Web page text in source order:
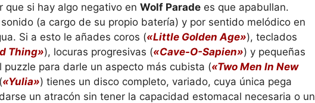
que si hay algo negativo en Wolf Parade es que apabullan.
(a cargo de su propio batería) y por sentido melódico en
Si a esto le añades coros («Little Golden Age»), teclados
Thing»), locuras progresivas («Cave-O-Sapien») y pequeñas
puzzle para darle un aspecto más cubista («Two Men In New
«Yulia») tienes un disco completo, variado, cuya única pega
un atracón sin tener la capacidad estomacal necesaria o un